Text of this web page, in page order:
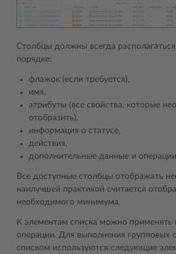
Столбцы должны всегда
порядке:
флажок (если требуется),
имя,
атрибуты (все свойства, которые
отобразить),
информация о статусе,
действия,
дополнительные данные и
Все доступные столбцы отображать
наилучшей практикой считается
необходимого минимума.
К элементам списка можно применять
операции. Для выполнения групповых
списком используются следующие